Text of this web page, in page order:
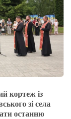
кортеж із
зі села
останню